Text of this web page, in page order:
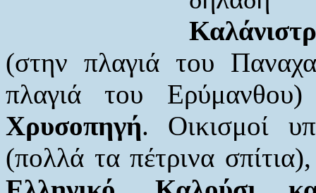
(στην πλαγιά του
πλαγιά του
Χρυσοπηγή. Οικισμοί
(πολλά τα πέτρινα